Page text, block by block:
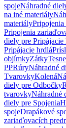
spojeNáhradné
na iné materiály
materiályPripojenia
Pripojenia
diely pre Pripájacie
Pripájacie hrdlá
objímkyZátky
PPRúryNáhradné
TvarovkyKolená
diely pre Odbočky
tvarovkyNáhradné
diely pre Spojenia
spojeDrapákové
zariaďovacích